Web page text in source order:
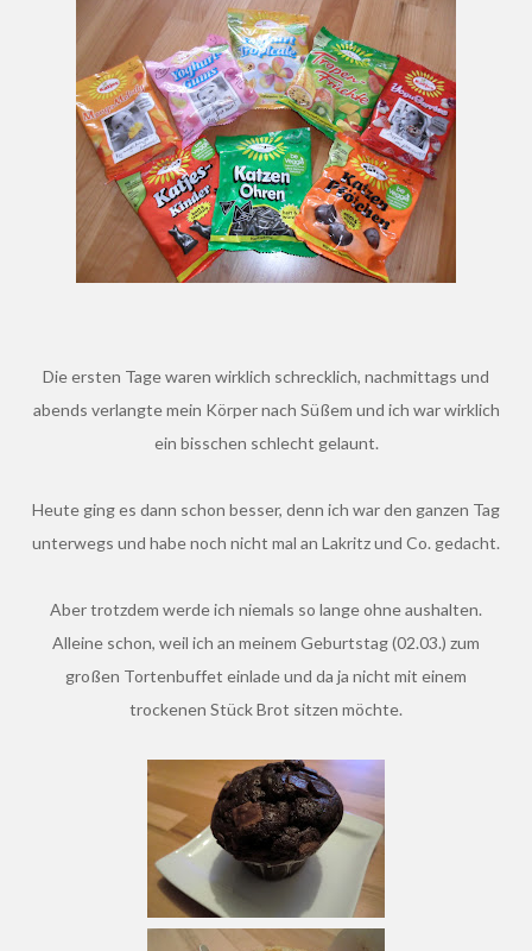
Die ersten Tage waren wirklich schrecklich, nachmittags und
abends verlangte mein Körper nach Süßem und ich war wirklich
ein bisschen schlecht gelaunt.
Heute ging es dann schon besser, denn ich war den ganzen Tag
unterwegs und habe noch nicht mal an Lakritz und Co. gedacht.
Aber trotzdem werde ich niemals so lange ohne aushalten.
Alleine schon, weil ich an meinem Geburtstag (02.03.) zum
großen Tortenbuffet einlade und da ja nicht mit einem
trockenen Stück Brot sitzen möchte.